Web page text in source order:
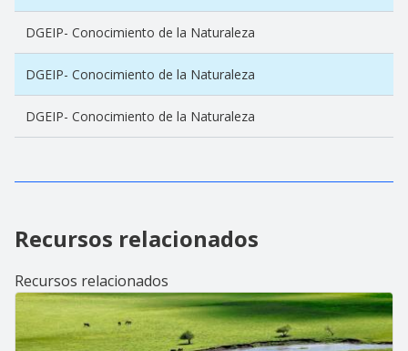
DGEIP- Conocimiento de la Naturaleza
DGEIP- Conocimiento de la Naturaleza
DGEIP- Conocimiento de la Naturaleza
Recursos relacionados
Recursos relacionados